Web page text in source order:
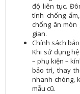
độ liên tục.
tính chống
chống ăn
gian.
Chính sách
Khi sử dụng
– phụ kiện –
bảo trì, thay
nhanh chóng,
mẫu cũ.